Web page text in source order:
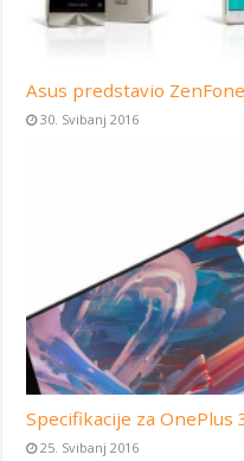
Asus predstavio
30. Svibanj 2016
Specifikacije za
25. Svibanj 2016